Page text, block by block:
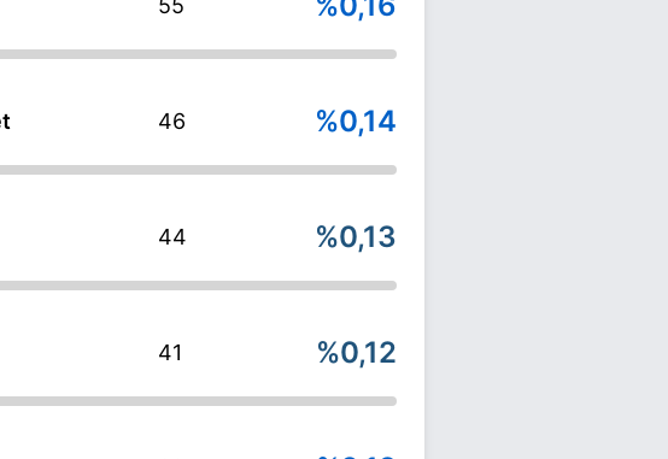
55
46 %0,14
44 %0,13
41 %0,12